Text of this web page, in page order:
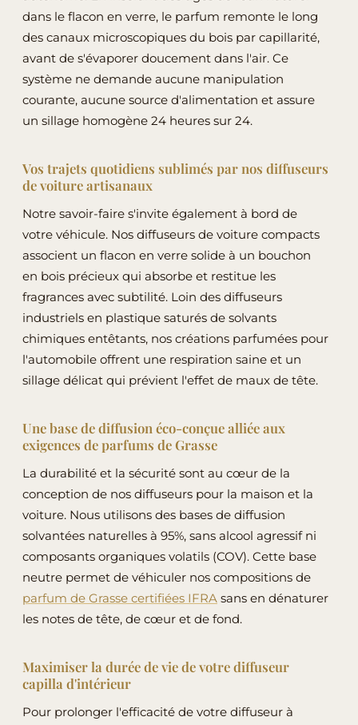
choisies
sur
la
page
du
produit
dans le flacon en verre, le parfum remonte le long
des canaux microscopiques du bois par capillarité,
avant de s'évaporer doucement dans l'air. Ce
système ne demande aucune manipulation
courante, aucune source d'alimentation et assure
un sillage homogène 24 heures sur 24.
Vos trajets quotidiens sublimés par nos diffuseurs
de voiture artisanaux
Notre savoir-faire s'invite également à bord de
votre véhicule. Nos diffuseurs de voiture compacts
associent un flacon en verre solide à un bouchon
en bois précieux qui absorbe et restitue les
fragrances avec subtilité. Loin des diffuseurs
industriels en plastique saturés de solvants
chimiques entêtants, nos créations parfumées pour
l'automobile offrent une respiration saine et un
sillage délicat qui prévient l'effet de maux de tête.
Une base de diffusion éco-conçue alliée aux
exigences de parfums de Grasse
La durabilité et la sécurité sont au cœur de la
conception de nos diffuseurs pour la maison et la
voiture. Nous utilisons des bases de diffusion
solvantées naturelles à 95%, sans alcool agressif ni
composants organiques volatils (COV). Cette base
neutre permet de véhiculer nos compositions de
parfum de Grasse certifiées IFRA sans en dénaturer
les notes de tête, de cœur et de fond.
Maximiser la durée de vie de votre diffuseur
capilla d'intérieur
Pour prolonger l'efficacité de votre diffuseur à